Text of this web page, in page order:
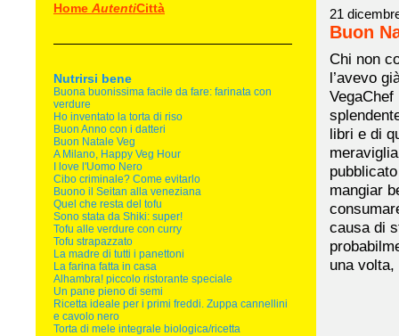
Home AutentiCittà
Nutrirsi bene
Buona buonissima facile da fare: farinata con
verdure
Ho inventato la torta di riso
Buon Anno con i datteri
Buon Natale Veg
A Milano, Happy Veg Hour
I love l'Uomo Nero
Cibo criminale? Come evitarlo
Buono il Seitan alla veneziana
Quel che resta del tofu
Sono stata da Shiki: super!
Tofu alle verdure con curry
Tofu strapazzato
La madre di tutti i panettoni
La farina fatta in casa
Alhambra! piccolo ristorante speciale
Un pane pieno di semi
Ricetta ideale per i primi freddi. Zuppa cannellini
e cavolo nero
Torta di mele integrale biologica/ricetta
21
Buon
Chi non
l’avevo
libri e di
mangiar
causa di
una